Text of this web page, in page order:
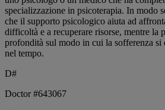
specializzazione in psicoterapia. In modo
che il supporto psicologico aiuta ad
difficoltà e a recuperare risorse, mentre la
profondità sul modo in cui la sofferenza si
nel tempo.
D#
Doctor #643067